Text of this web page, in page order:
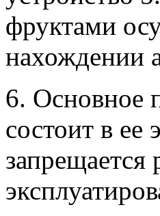
фруктами
нахождении
6. Основное
состоит в ее